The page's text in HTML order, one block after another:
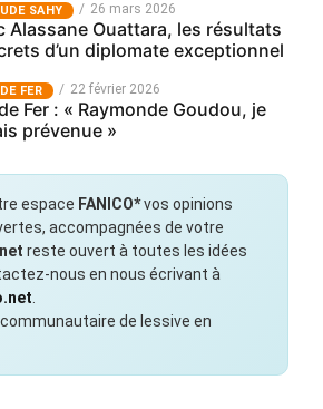
SAHY 26 mars 2026
Alassane Ouattara, les résultats
d’un diplomate exceptionnel
FER 22 février 2026
Fer : « Raymonde Goudou, je
prévenue »
espace FANICO*vos opinions
accompagnées de votre
reste ouvert à toutes les idées
nous en nous écrivant à
.
de lessive en